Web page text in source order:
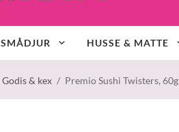
SMÅDJUR HUSSE & MATTE
Godis & kex / Premio Sushi Twisters, 60g